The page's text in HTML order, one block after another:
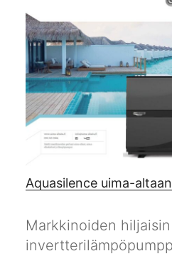
Aquasilence uima-
Markkinoiden hiljaisin